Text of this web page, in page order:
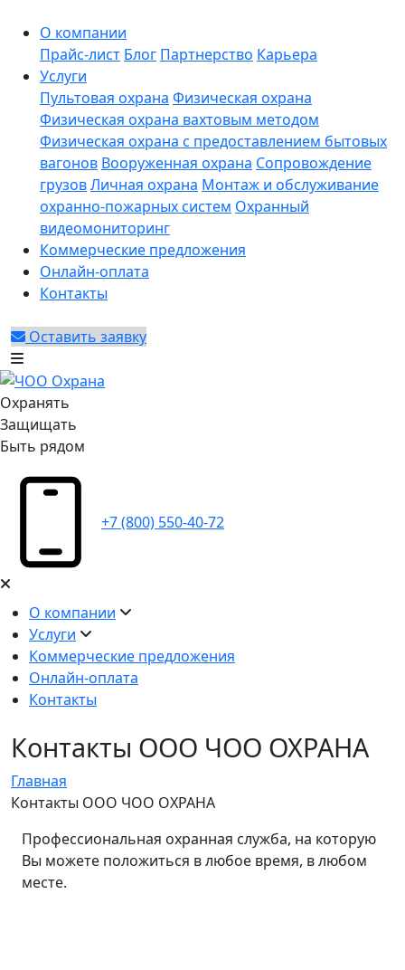
О компании
Прайс-лист Блог Партнерство Карьера
Услуги
Пультовая охрана Физическая охрана
Физическая охрана вахтовым методом
Физическая охрана с предоставлением бытовых
вагонов Вооруженная охрана Сопровождение
грузовЛичная охрана Монтаж и обслуживание
охранно-пожарных систем Охранный
видеомониторинг
Коммерческие предложения
Онлайн-оплата
Контакты
Оставить заявку
Охранять
Защищать
Быть рядом
+7 (800) 550-40-72
О компании
Услуги
Коммерческие предложения
Онлайн-оплата
Контакты
Контакты ООО ЧОО ОХРАНА
Главная
Контакты ООО ЧОО ОХРАНА
Профессиональная охранная служба, на которую
Вы можете положиться в любое время, в любом
месте.